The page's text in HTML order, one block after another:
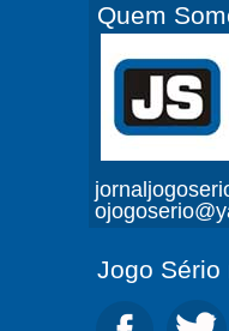
Quem
Jogo Sério